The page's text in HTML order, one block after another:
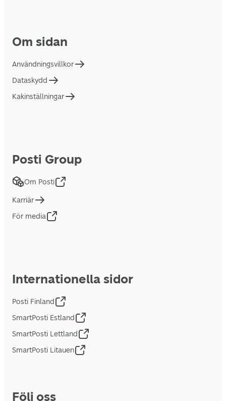
Om sidan
Användningsvillkor
Dataskydd
Kakinställningar
Posti Group
Om Posti
Karriär
För media
Internationella sidor
Posti Finland
SmartPosti Estland
SmartPosti Lettland
SmartPosti Litauen
Följ oss